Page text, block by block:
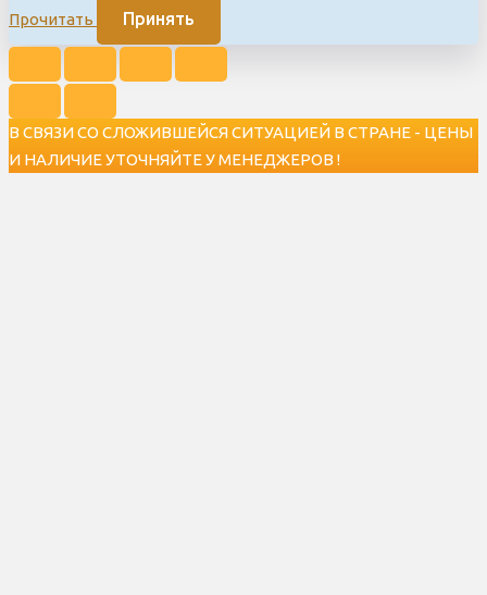
Прочитать Принять
В СВЯЗИ СО СЛОЖИВШЕЙСЯ СИТУАЦИЕЙ В СТРАНЕ - ЦЕНЫ
И НАЛИЧИЕ УТОЧНЯЙТЕ У МЕНЕДЖЕРОВ !